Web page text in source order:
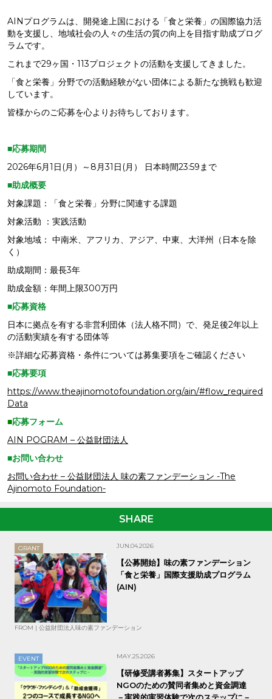
AINプログラムは、開発途上国における「食と栄養」の国際協力活
動を支援し、地域社会の人々の生活の質の向上を目指す助成プログ
ラムです。
これまで29ヶ国・113プロジェクトの活動を支援してきました。
「食と栄養」分野での活動経験がない団体による新たな挑戦も歓迎
しています。
皆様からのご応募を心よりお待ちしております。
■応募期間
2026年6月1日(月）～8月31日(月） 日本時間23:59まで
■助成概要
対象課題：「食と栄養」分野に関連する課題
対象活動 ：実践活動
対象地域： 中南米、アフリカ、アジア、中東、大洋州（日本を除
く）
助成期間：最長3年
助成金額：年間上限300万円
■応募資格
日本に拠点を有する非営利団体（法人格不問）で、発足後2年以上
の活動実績を有する団体等
※詳細な応募資格・条件については募集要項をご確認ください
■応募要項
https://www.theajinomotofoundation.org/ain/#flow_required
Data
■応募フォーム
AIN POGRAM – 公益財団法人
■お問い合わせ
お問い合わせ – 公益財団法人 味の素ファンデーション -The
Ajinomoto Foundation-
SHARE
GRANT JUN.04.2026
【公募開始】味の素ファンデーション
「食と栄養」国際支援助成プログラム
(AIN)
FROM | 公益財団法人味の素ファンデーション
EVENT MAY.25.2026
【研修受講者募集】スタートアップ
NGOのための賛同者集めと資金調達